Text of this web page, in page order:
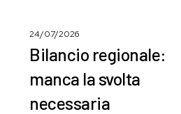
24/07/2026
Bilancio regionale:
manca la svolta
necessaria